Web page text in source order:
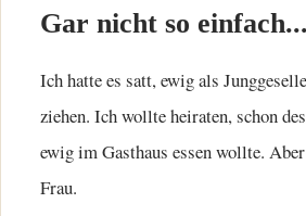
Gar nicht so einfach...
Ich hatte es satt, ewig als
ziehen. Ich wollte heiraten, schon
ewig im Gasthaus essen wollte.
Frau.